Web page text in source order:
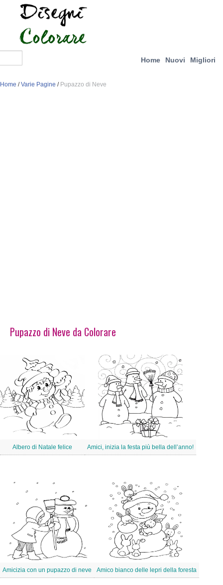
Home Nuovi Migliori
Home /Varie Pagine / Pupazzo di Neve
Pupazzo di Neve da Colorare
Albero di Natale felice Amici, inizia la festa più bella dell’anno!
Amicizia con un pupazzo di neve Amico bianco delle lepri della foresta